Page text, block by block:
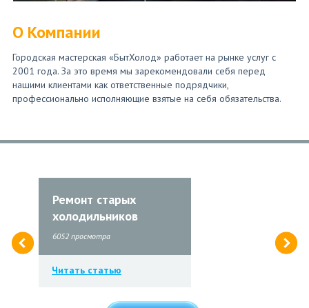
О Компании
Городская мастерская «БытХолод» работает на рынке услуг с
2001 года. За это время мы зарекомендовали себя перед
нашими клиентами как ответственные подрядчики,
профессионально исполняющие взятые на себя обязательства.
Ремонт старых
холодильников
6052 просмотра
Читать статью